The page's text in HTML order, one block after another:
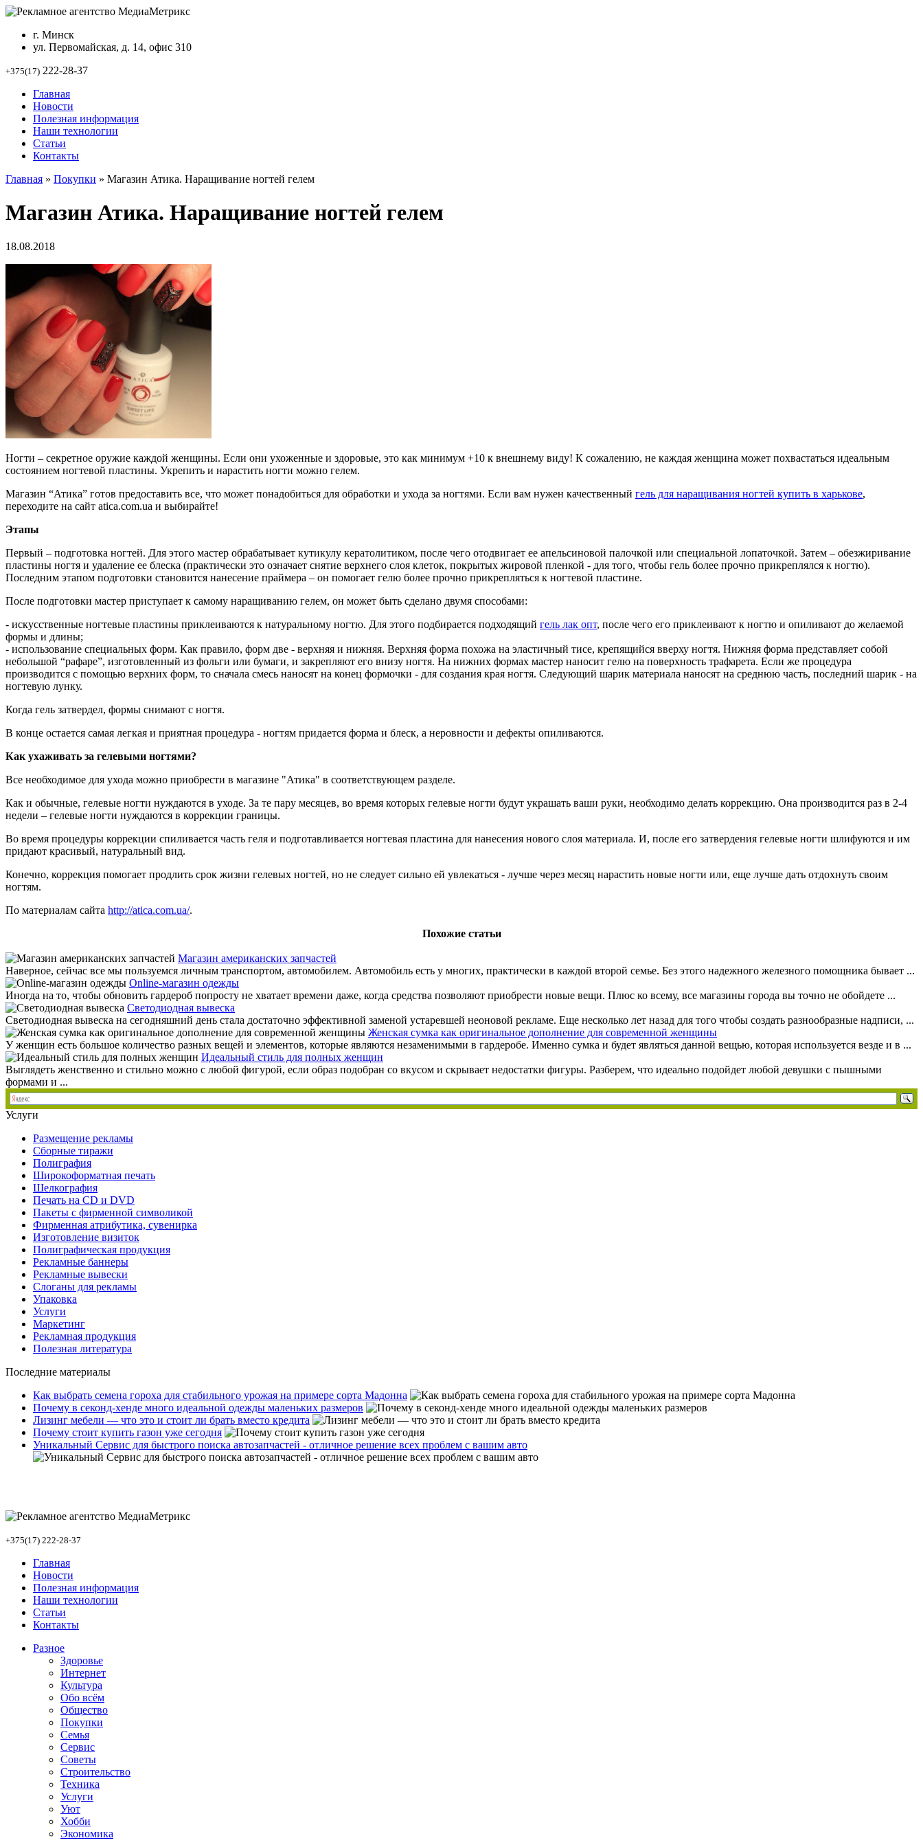
г. Минск
ул. Первомайская, д. 14, офис 310
+375(17) 222-28-37
Главная
Новости
Полезная информация
Наши технологии
Статьи
Контакты
Главная » Покупки » Магазин Атика. Наращивание ногтей гелем
Магазин Атика. Наращивание ногтей гелем
18.08.2018
Ногти – секретное оружие каждой женщины. Если они ухоженные и здоровые, это как минимум +10 к внешнему виду! К сожалению, не каждая женщина может похвастаться идеальным
состоянием ногтевой пластины. Укрепить и нарастить ногти можно гелем.
Магазин “Атика” готов предоставить все, что может понадобиться для обработки и ухода за ногтями. Если вам нужен качественный гель для наращивания ногтей купить в харькове,
переходите на сайт atica.com.ua и выбирайте!
Этапы
Первый – подготовка ногтей. Для этого мастер обрабатывает кутикулу кератолитиком, после чего отодвигает ее апельсиновой палочкой или специальной лопаточкой. Затем – обезжиривание
пластины ногтя и удаление ее блеска (практически это означает снятие верхнего слоя клеток, покрытых жировой пленкой - для того, чтобы гель более прочно прикреплялся к ногтю).
Последним этапом подготовки становится нанесение праймера – он помогает гелю более прочно прикрепляться к ногтевой пластине.
После подготовки мастер приступает к самому наращиванию гелем, он может быть сделано двумя способами:
- искусственные ногтевые пластины приклеиваются к натуральному ногтю. Для этого подбирается подходящий гель лак опт, после чего его приклеивают к ногтю и опиливают до желаемой
формы и длины;
- использование специальных форм. Как правило, форм две - верхняя и нижняя. Верхняя форма похожа на эластичный тисе, крепящийся вверху ногтя. Нижняя форма представляет собой
небольшой “рафаре”, изготовленный из фольги или бумаги, и закрепляют его внизу ногтя. На нижних формах мастер наносит гелю на поверхность трафарета. Если же процедура
производится с помощью верхних форм, то сначала смесь наносят на конец формочки - для создания края ногтя. Следующий шарик материала наносят на среднюю часть, последний шарик - на
ногтевую лунку.
Когда гель затвердел, формы снимают с ногтя.
В конце остается самая легкая и приятная процедура - ногтям придается форма и блеск, а неровности и дефекты опиливаются.
Как ухаживать за гелевыми ногтями?
Все необходимое для ухода можно приобрести в магазине "Атика" в соответствующем разделе.
Как и обычные, гелевые ногти нуждаются в уходе. За те пару месяцев, во время которых гелевые ногти будут украшать ваши руки, необходимо делать коррекцию. Она производится раз в 2-4
недели – гелевые ногти нуждаются в коррекции границы.
Во время процедуры коррекции спиливается часть геля и подготавливается ногтевая пластина для нанесения нового слоя материала. И, после его затвердения гелевые ногти шлифуются и им
придают красивый, натуральный вид.
Конечно, коррекция помогает продлить срок жизни гелевых ногтей, но не следует сильно ей увлекаться - лучше через месяц нарастить новые ногти или, еще лучше дать отдохнуть своим
ногтям.
По материалам сайта http://atica.com.ua/.
Похожие статьи
Магазин американских запчастей
Наверное, сейчас все мы пользуемся личным транспортом, автомобилем. Автомобиль есть у многих, практически в каждой второй семье. Без этого надежного железного помощника бывает ...
Online-магазин одежды
Иногда на то, чтобы обновить гардероб попросту не хватает времени даже, когда средства позволяют приобрести новые вещи. Плюс ко всему, все магазины города вы точно не обойдете ...
Светодиодная вывеска
Светодиодная вывеска на сегодняшний день стала достаточно эффективной заменой устаревшей неоновой рекламе. Еще несколько лет назад для того чтобы создать разнообразные надписи, ...
Женская сумка как оригинальное дополнение для современной женщины
У женщин есть большое количество разных вещей и элементов, которые являются незаменимыми в гардеробе. Именно сумка и будет являться данной вещью, которая используется везде и в ...
Идеальный стиль для полных женщин
Выглядеть женственно и стильно можно с любой фигурой, если образ подобран со вкусом и скрывает недостатки фигуры. Разберем, что идеально подойдет любой девушки с пышными
формами и ...
Услуги
Размещение рекламы
Сборные тиражи
Полиграфия
Широкоформатная печать
Шелкография
Печать на СD и DVD
Пакеты с фирменной символикой
Фирменная атрибутика, сувенирка
Изготовление визиток
Полиграфическая продукция
Рекламные баннеры
Рекламные вывески
Слоганы для рекламы
Упаковка
Услуги
Маркетинг
Рекламная продукция
Полезная литература
Последние материалы
Как выбрать семена гороха для стабильного урожая на примере сорта Мадонна
Почему в секонд-хенде много идеальной одежды маленьких размеров
Лизинг мебели — что это и стоит ли брать вместо кредита
Почему стоит купить газон уже сегодня
Уникальный Сервис для быстрого поиска автозапчастей - отличное решение всех проблем с вашим авто
+375(17) 222-28-37
Главная
Новости
Полезная информация
Наши технологии
Статьи
Контакты
Разное
Здоровье
Интернет
Культура
Обо всём
Общество
Покупки
Семья
Сервис
Советы
Строительство
Техника
Услуги
Уют
Хобби
Экономика